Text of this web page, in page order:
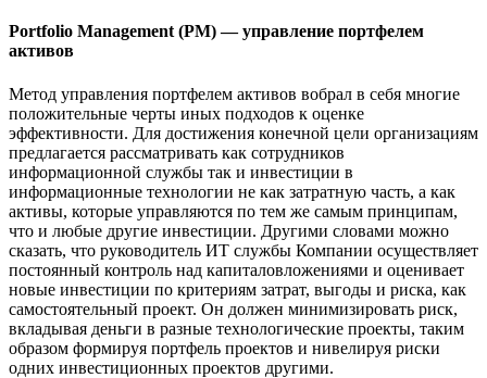
Portfolio Management (PM) — управление портфелем
активов
Метод управления портфелем активов вобрал в себя многие
положительные черты иных подходов к оценке
эффективности. Для достижения конечной цели организациям
предлагается рассматривать как сотрудников
информационной службы так и инвестиции в
информационные технологии не как затратную часть, а как
активы, которые управляются по тем же самым принципам,
что и любые другие инвестиции. Другими словами можно
сказать, что руководитель ИТ службы Компании осуществляет
постоянный контроль над капиталовложениями и оценивает
новые инвестиции по критериям затрат, выгоды и риска, как
самостоятельный проект. Он должен минимизировать риск,
вкладывая деньги в разные технологические проекты, таким
образом формируя портфель проектов и нивелируя риски
одних инвестиционных проектов другими.